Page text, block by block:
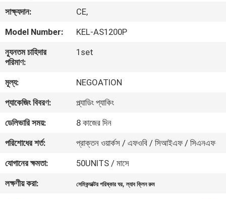
কারখানা
পরিদর্শন
নিয়ন্ত্রণ
আমাদের
সাথে
যোগাযোগ
খবর
সাক্ষ্যদান:
CE,
Model Number:
KEL-AS1200P
ন্যূনতম চাহিদার
পরিমাণ:
1set
মূল্য:
NEGOATION
প্যাকেজিং বিবরণ:
প্ল্যাডিং প্যাকিং
ডেলিভারি সময়:
8 কাজের দিন
পরিশোধের শর্ত:
প্রাক্তন ওয়ার্কস / এফওবি / সিআইএফ / সিএনএফ
যোগানের ক্ষমতা:
50UNITS / মাসে
লক্ষণীয় করা:
সেমিকন্ডাক্টর পরিষ্কার ঘর,ল্যাব ক্লিন রুম